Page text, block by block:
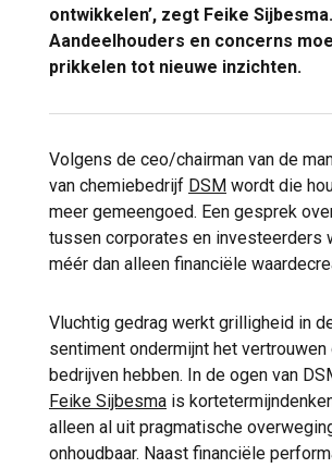
ontwikkelen’, zegt Feike Sijbesma.
Aandeelhouders en concerns
prikkelen tot nieuwe inzichten.
Volgens de ceo/chairman van de
van chemiebedrijf DSM wordt die
meer gemeengoed. Een gesprek
tussen corporates en investeerders
méér dan alleen financiële
Vluchtig gedrag werkt grilligheid in
sentiment ondermijnt het vertrouwen
bedrijven hebben. In de ogen van
Feike Sijbesma is
alleen al uit pragmatische
onhoudbaar. Naast financiële